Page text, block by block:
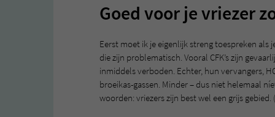
Goed voor je vriezer
Eerst moet ik je eigenlijk streng toespreken als
die zijn problematisch. Vooral CFK’s zijn
inmiddels verboden. Echter, hun vervangers,
broeikas-gassen. Minder – dus niet helemaal
woorden: vriezers zijn best wel een grijs gebied. (